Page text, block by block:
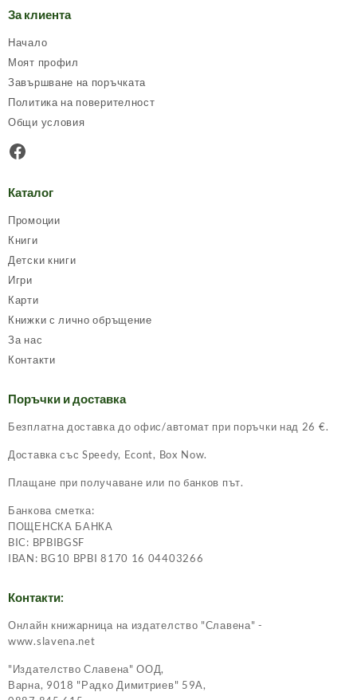
За клиента
Начало
Моят профил
Завършване на поръчката
Политика на поверителност
Общи условия
Facebook
Каталог
Промоции
Книги
Детски книги
Игри
Карти
Книжки с лично обръщение
За нас
Контакти
Поръчки и доставка
Безплатна доставка до офис/автомат при поръчки над 26 €.
Доставка със Speedy, Econt, Box Now.
Плащане при получаване или по банков път.
Банкова сметка:
ПОЩЕНСКА БАНКА
BIC: BPBIBGSF
IBAN: BG10 BPBI 8170 16 04403266
Контакти:
Онлайн книжарница на издателство "Славена" -
www.slavena.net
"Издателство Славена" ООД,
Варна, 9018 "Радко Димитриев" 59А,